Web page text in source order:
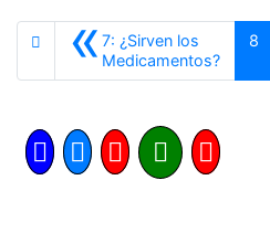
«7: ¿Sirven los
Medicamentos?Anterior
8